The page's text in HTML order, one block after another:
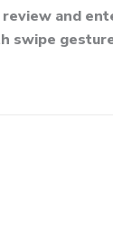
and
swipe